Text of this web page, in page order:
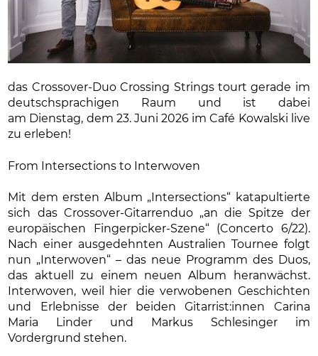
das Crossover-Duo Crossing Strings tourt gerade im
deutschsprachigen Raum und ist dabei
am Dienstag, dem 23. Juni 2026 im Café Kowalski live
zu erleben!
From Intersections to Interwoven
Mit dem ersten Album „Intersections“ katapultierte
sich das Crossover-Gitarrenduo „an die Spitze der
europäischen Fingerpicker-Szene“ (Concerto 6/22).
Nach einer ausgedehnten Australien Tournee folgt
nun „Interwoven“ – das neue Programm des Duos,
das aktuell zu einem neuen Album heranwächst.
Interwoven, weil hier die verwobenen Geschichten
und Erlebnisse der beiden Gitarrist:innen Carina
Maria Linder und Markus Schlesinger im
Vordergrund stehen.